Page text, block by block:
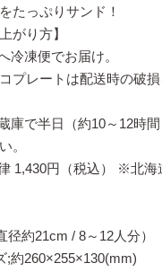
たっぷりサンド！
がり方】
冷凍便でお届け。
プレートは配送時の破
庫で半日（約10～12時
。
1,430円（税込） ※北海
径約21cm / 8～12人分）
;約260×255×130(mm)